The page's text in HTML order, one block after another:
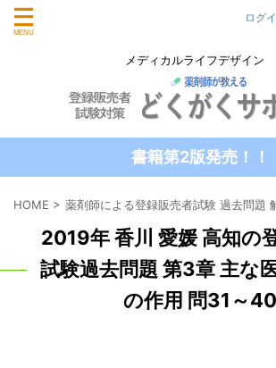
メディカルライフデザイン
ログ
書籍第2版発売！！
HOME > 薬剤師による登録販売者試験 過去問題
2019年 香川 愛媛 高知の
試験過去問題 第3章 主な
の作用 問31～40